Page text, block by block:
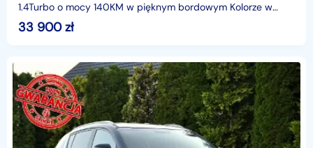
1.4Turbo o mocy 140KM w pięknym bordowym Kolorze w
najbogatszej wersji wyposażenia COSMO i z rewelacyjnym
33 900zł